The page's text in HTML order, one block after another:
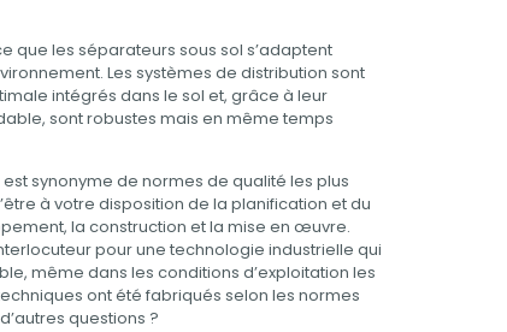
que les séparateurs sous sol s’adaptent
Les systèmes de distribution sont
intégrés dans le sol et, grâce à leur
sont robustes mais en même temps
synonyme de normes de qualité les plus
à votre disposition de la planification et du
la construction et la mise en œuvre.
pour une technologie industrielle qui
même dans les conditions d’exploitation les
ont été fabriqués selon les normes
questions ?